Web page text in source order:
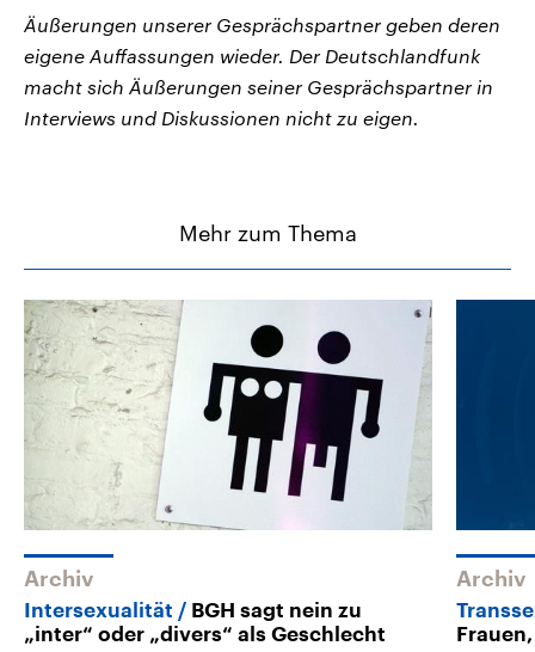
Äußerungen unserer Gesprächspartner geben deren
eigene Auffassungen wieder. Der Deutschlandfunk
macht sich Äußerungen seiner Gesprächspartner in
Interviews und Diskussionen nicht zu eigen.
Mehr zum Thema
Archiv
Intersexualität
BGH sagt nein zu
„inter“ oder „divers“ als Geschlecht
Archiv